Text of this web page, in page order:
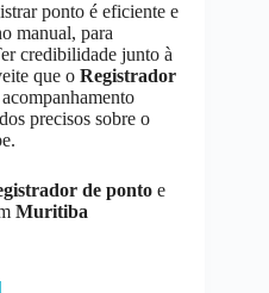
ponto é eficiente e
manual, para
credibilidade junto à
que o Registrador
precisos sobre o
de ponto e
Muritiba